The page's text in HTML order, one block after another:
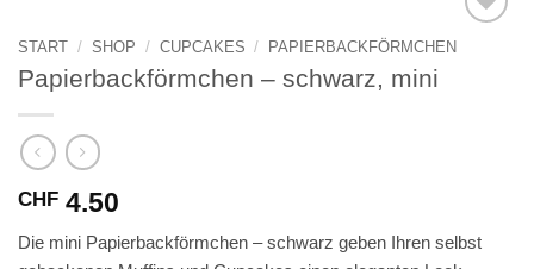
START / SHOP / CUPCAKES / PAPIERBACKFÖRMCHEN
Papierbackförmchen – schwarz, mini
CHF 4.50
Die mini Papierbackförmchen – schwarz geben Ihren selbst